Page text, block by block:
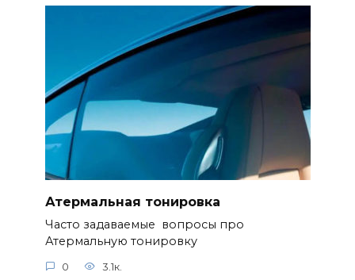
Атермальная тонировка
Часто задаваемые вопросы про
Атермальную тонировку
0 3.1к.